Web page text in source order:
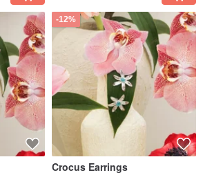
-12%
Crocus Earrings